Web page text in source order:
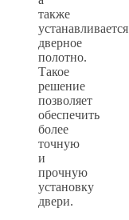
также
устанавливается
дверное
полотно.
Такое
решение
позволяет
обеспечить
более
точную
и
прочную
установку
двери.